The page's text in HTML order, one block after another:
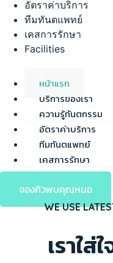
อัตราค่าบริการ
ทีมทันตแพทย์
เคสการรักษา
Facilities
หน้าแรก
บริการของเรา
ความรู้ทันตกรรม
อัตราค่าบริการ
ทีมทันตแพทย์
เคสการรักษา
Facilities
จองคิวพบคุณหมอ
WE USE
เราใส่